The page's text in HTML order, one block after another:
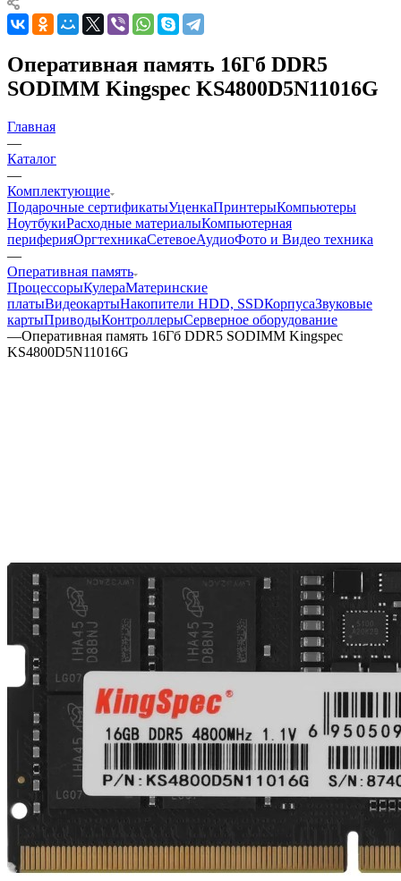
Оперативная память 16Гб DDR5
SODIMM Kingspec KS4800D5N11016G
Главная
—
Каталог
—
Комплектующие
Подарочные сертификатыУценкаПринтерыКомпьютеры
НоутбукиРасходные материалыКомпьютерная
периферияОргтехникаСетевоеАудиоФото и Видео техника
—
Оперативная память
ПроцессорыКулераМатеринские
платыВидеокартыНакопители HDD, SSDКорпусаЗвуковые
картыПриводыКонтроллерыCерверное оборудование
—Оперативная память 16Гб DDR5 SODIMM Kingspec
KS4800D5N11016G